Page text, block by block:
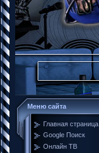
Меню сайта
Главная страница
Google Поиск
Онлайн ТВ